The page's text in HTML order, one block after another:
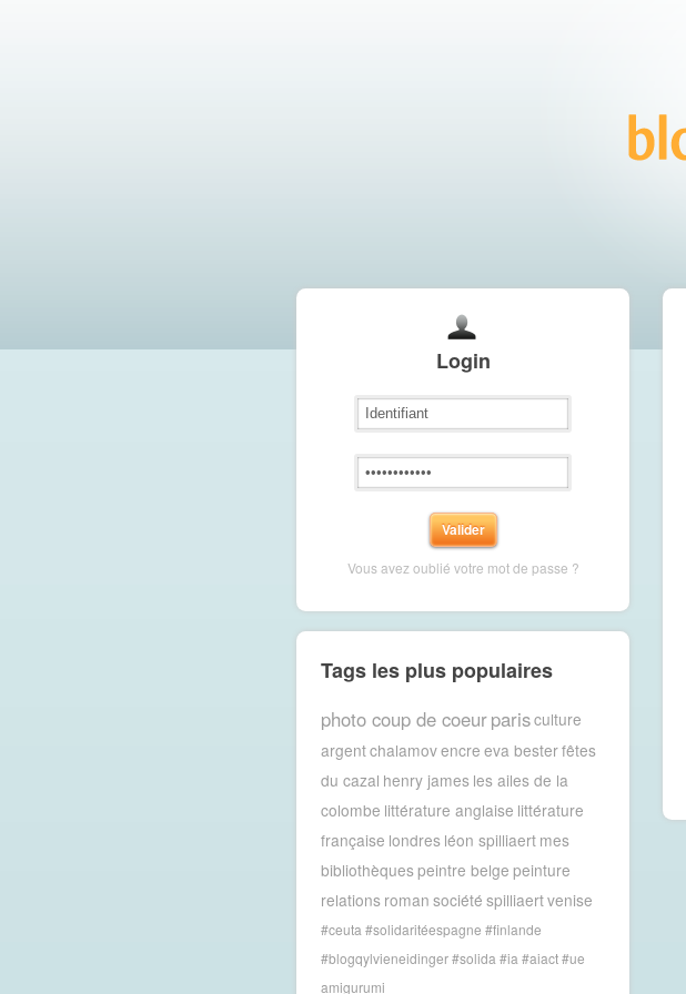
Login
Vous avez oublié votre mot de passe ?
Tags les plus populaires
photo coup de coeurparisculture
argentchalamovencre eva besterfêtes
du cazal henry james les ailes de la
colombe littérature anglaise littérature
française londres léon spilliaert mes
bibliothèquespeintre belge peinture
relations roman société spilliaertvenise
#ceuta #solidaritéespagne #finlande
#blogqylvieneidinger #solida #ia #aiact #ue
amigurumi